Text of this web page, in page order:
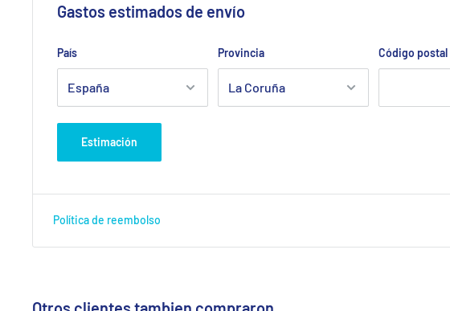
Gastos estimados de envío
País Provincia Código postal
Estimación
Política de reembolso